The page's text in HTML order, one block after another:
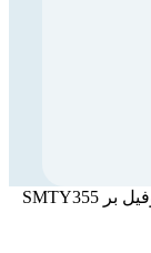
اره پروفیل بر SMTY355